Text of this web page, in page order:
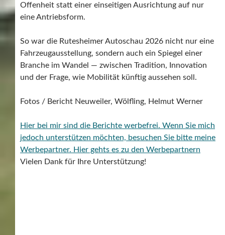
Offenheit statt einer einseitigen Ausrichtung auf nur
eine Antriebsform.
So war die Rutesheimer Autoschau 2026 nicht nur eine
Fahrzeugausstellung, sondern auch ein Spiegel einer
Branche im Wandel — zwischen Tradition, Innovation
und der Frage, wie Mobilität künftig aussehen soll.
Fotos / Bericht Neuweiler, Wölfling, Helmut Werner
Hier bei mir sind die Berichte werbefrei. Wenn Sie mich
jedoch unterstützen möchten, besuchen Sie bitte meine
Werbepartner. Hier gehts es zu den Werbepartnern
Vielen Dank für Ihre Unterstützung!